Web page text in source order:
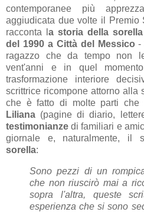
contemporanee più
aggiudicata due volte il Premio
racconta l a storia della
del 1990 a Città del Messico
ragazzo che da tempo non
vent'anni e in quel
trasformazione interiore
scrittrice ricompone attorno alla
che è fatto di molte parti che
Liliana (pagine di diario,
testimonianze di familiari e
giornale e, naturalmente, il
sorella:
Sono pezzi di un
che non riuscirò mai a
sopra l'altra, queste
esperienza che si sono